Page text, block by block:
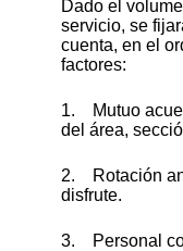
Dado el
servicio, se
cuenta, en el
factores:
1. Mutuo
del área,
2. Rotación
disfrute.
3. Personal